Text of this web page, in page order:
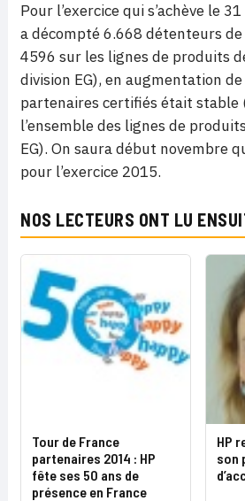
Pour l’exercice qui s’achève le
a décompté 6.668 détenteurs
4596 sur les lignes de produits
division EG), en augmentation
partenaires certifiés était stable
l’ensemble des lignes de
EG). On saura début novembre
pour l’exercice 2015.
NOS LECTEURS ONT LU
Tour de France
partenaires 2014 : HP
fête ses 50 ans de
présence en France
HP
son